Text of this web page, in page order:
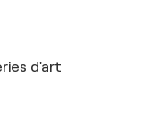
d'art